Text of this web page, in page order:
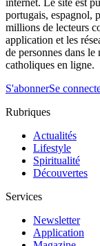
internet. Le site est
portugais, espagnol,
millions de lecteurs
application et les
de personnes dans
catholiques en ligne.
S'abonnerSe
Rubriques
Actualités
Lifestyle
Spiritualité
Découvertes
Services
Newsletter
Application